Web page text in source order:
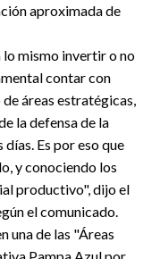
aproximada de
lo mismo invertir o no
contar con
áreas estratégicas,
la defensa de la
Es por eso que
y conociendo los
productivo", dijo el
el comunicado.
una de las "Áreas